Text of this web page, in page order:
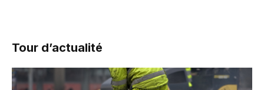
Tour d’actualité